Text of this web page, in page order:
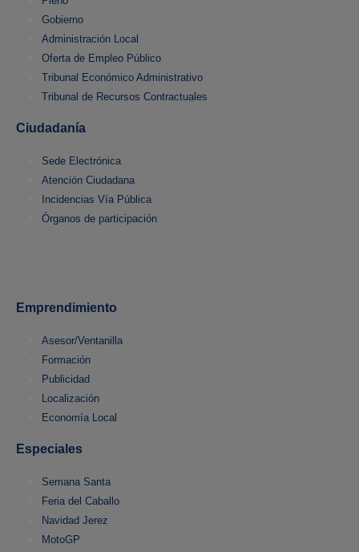
Gobierno
Administración Local
Oferta de Empleo Público
Tribunal Económico Administrativo
Tribunal de Recursos Contractuales
Ciudadanía
Sede Electrónica
Atención Ciudadana
Incidencias Vía Pública
Órganos de participación
Emprendimiento
Asesor/Ventanilla
Formación
Publicidad
Localización
Economía Local
Especiales
Semana Santa
Feria del Caballo
Navidad Jerez
MotoGP